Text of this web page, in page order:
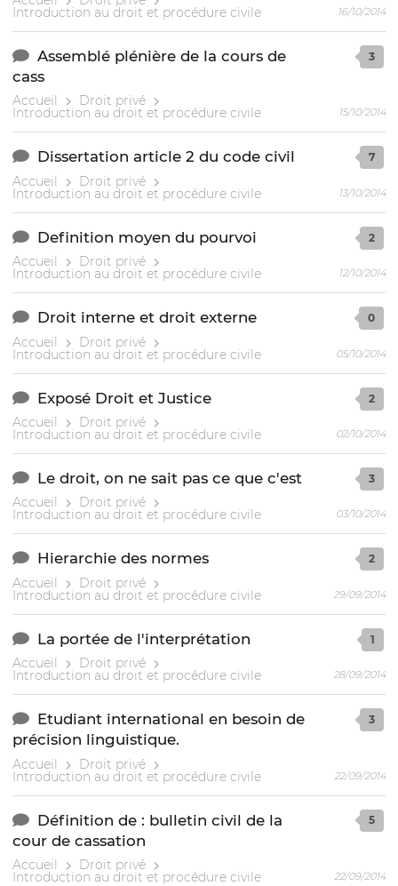
Introduction au droit et procédure civile 16/10/2014
Assemblé plénière de la cours de
cass
Accueil Droit privé
Introduction au droit et procédure civile
3
15/10/2014
Dissertation article 2 du code civil
Accueil Droit privé
Introduction au droit et procédure civile
7
13/10/2014
Definition moyen du pourvoi
Accueil Droit privé
Introduction au droit et procédure civile
2
12/10/2014
Droit interne et droit externe
Accueil Droit privé
Introduction au droit et procédure civile
0
05/10/2014
Exposé Droit et Justice
Accueil Droit privé
Introduction au droit et procédure civile
2
02/10/2014
Le droit, on ne sait pas ce que c'est
Accueil Droit privé
Introduction au droit et procédure civile
3
03/10/2014
Hierarchie des normes
Accueil Droit privé
Introduction au droit et procédure civile
2
29/09/2014
La portée de l'interprétation
Accueil Droit privé
Introduction au droit et procédure civile
1
28/09/2014
Etudiant international en besoin de
précision linguistique.
Accueil Droit privé
Introduction au droit et procédure civile
3
22/09/2014
Définition de : bulletin civil de la
cour de cassation
Accueil Droit privé
Introduction au droit et procédure civile
5
22/09/2014